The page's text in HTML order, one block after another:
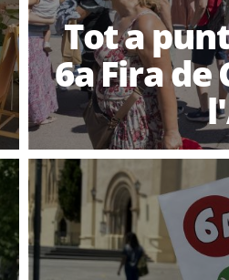
Tot a
6a Fira de